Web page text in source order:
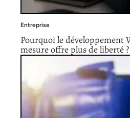
Entreprise
Pourquoi le développement
mesure offre plus de liberté ?